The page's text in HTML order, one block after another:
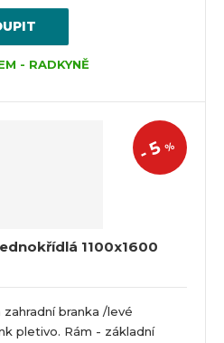
- RADKYNĚ
1100x1600
-
5%
branka /levé
pletivo. Rám - základní